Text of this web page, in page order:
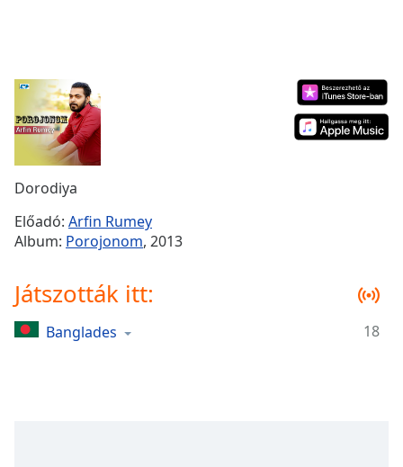
Mute
Current
Time0:00
Duration-:-
Loaded:
0.00%
Stream
TypeLIVE
live,
currently
liveLIVE
Dorodiya
Előadó: Arfin Rumey
Album: Porojonom, 2013
Játszották itt:
Banglades 18